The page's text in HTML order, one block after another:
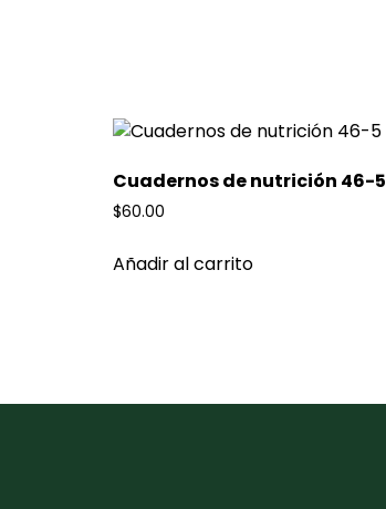
Cuadernos de nutrición 46-5
$60.00
Añadir al carrito